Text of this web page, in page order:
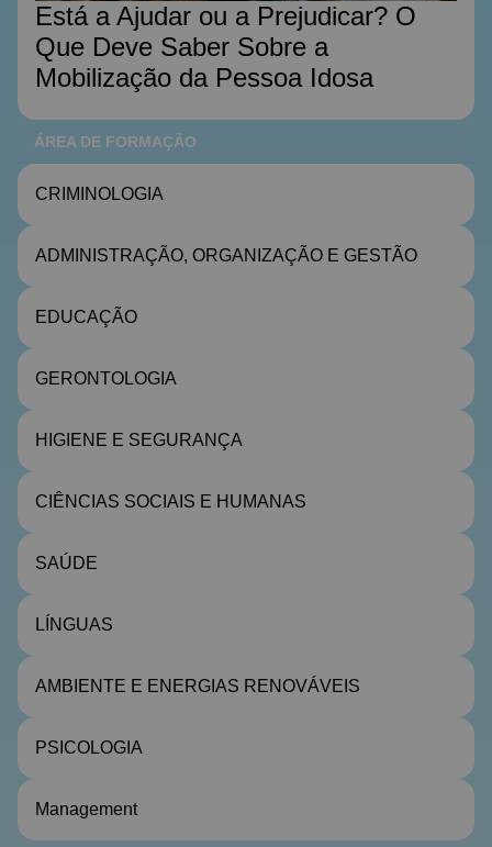
Está a Ajudar ou a Prejudicar? O
Que Deve Saber Sobre a
Mobilização da Pessoa Idosa
ÁREA DE FORMAÇÃO
CRIMINOLOGIA
ADMINISTRAÇÃO, ORGANIZAÇÃO E GESTÃO
EDUCAÇÃO
GERONTOLOGIA
HIGIENE E SEGURANÇA
CIÊNCIAS SOCIAIS E HUMANAS
SAÚDE
LÍNGUAS
AMBIENTE E ENERGIAS RENOVÁVEIS
PSICOLOGIA
Management